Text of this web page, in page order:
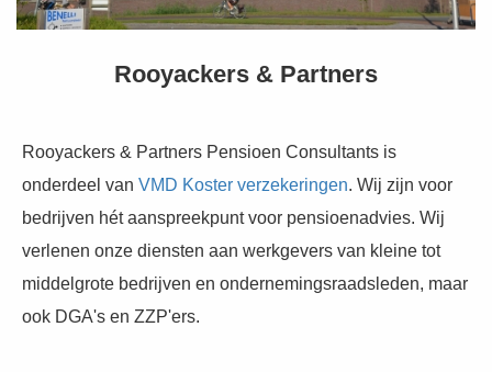
Rooyackers & Partners
Rooyackers & Partners Pensioen Consultants is
onderdeel van VMD Koster verzekeringen. Wij zijn voor
bedrijven hét aanspreekpunt voor pensioenadvies. Wij
verlenen onze diensten aan werkgevers van kleine tot
middelgrote bedrijven en ondernemingsraadsleden, maar
ook DGA's en ZZP'ers.